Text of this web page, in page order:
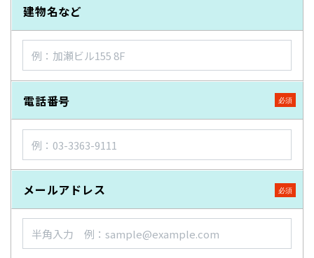
建物名など
電話番号
メールアドレス